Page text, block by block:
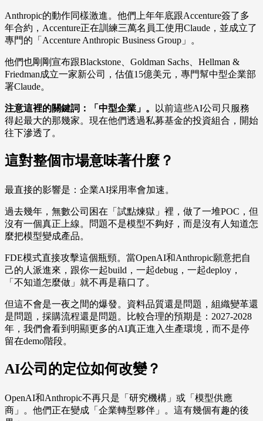
Anthropic的動作同樣激進。他們上年年底跟Accenture簽了多
年合約，Accenture正在訓練三萬名員工使用Claude，並成立了
專門的「Accenture Anthropic Business Group」。
他們也剛剛宣布跟Blackstone、Goldman Sachs、Hellman &
Friedman成立一家新公司，估值15億美元，專門幫中型企業部
署Claude。
注意這裡的關鍵詞：「中型企業」。
以前這些AI公司只服務
得起最大的那幾家。現在他們透過私募基金的投資組合，開始
往下滲透了。
這對整個市場意味著什麼？
最直接的影響是：企業AI採用率會加速。
過去幾年，無數公司困在「試點煉獄」裡，做了一堆POC，但
沒有一個真正上線。問題不是模型不夠好，而是沒有人知道怎
麼把模型變成產品。
FDE模式直接攻擊這個瓶頸。當OpenAI和Anthropic願意把自
己的人派進來，跟你一起build，一起debug，一起deploy，
「不知道怎麼做」就不再是藉口了。
但這不會是一夜之間的爆發。資料品質還是問題，組織變革還
是問題，採購流程還是問題。比較合理的預期是：2027-2028
年，我們會看到明顯更多的AI真正進入生產環境，而不是停
留在demo階段。
AI公司的定位如何改變？
OpenAI和Anthropic不再只是「研究機構」或「模型供應
商」。他們正在變成「企業轉型夥伴」。這有幾個有趣的後